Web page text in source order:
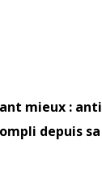
mieux :
depuis